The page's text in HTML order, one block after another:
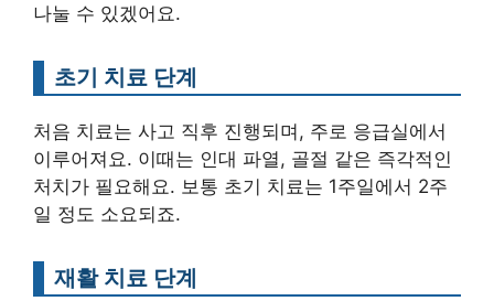
나눌 수 있겠어요.
초기 치료 단계
처음 치료는 사고 직후 진행되며, 주로 응급실에서
이루어져요. 이때는 인대 파열, 골절 같은 즉각적인
처치가 필요해요. 보통 초기 치료는 1주일에서 2주
일 정도 소요되죠.
재활 치료 단계